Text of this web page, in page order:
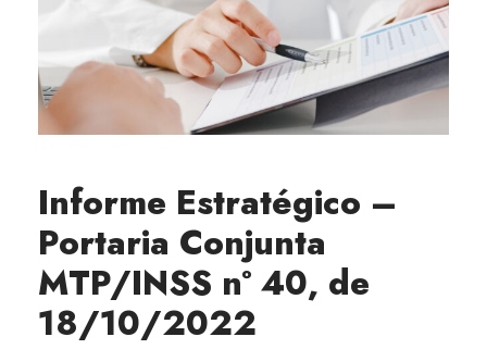
Informe Estratégico –
Portaria Conjunta
MTP/INSS nº 40, de
18/10/2022